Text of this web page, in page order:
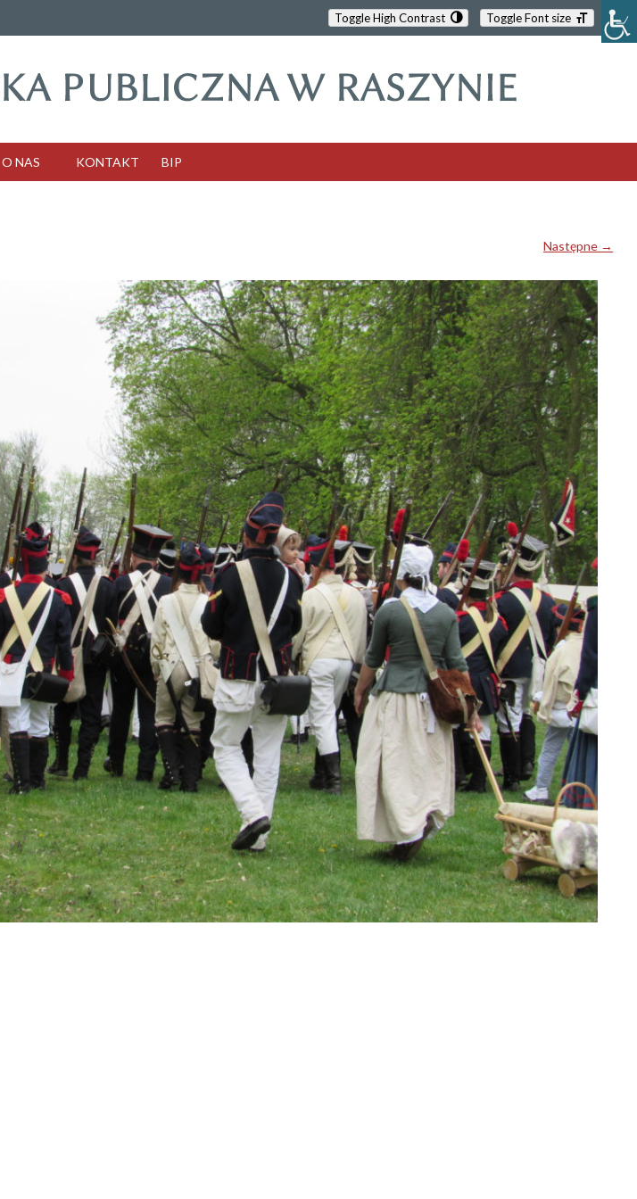
Toggle High Contrast Toggle Font size
O NAS KONTAKT BIP
Następne →